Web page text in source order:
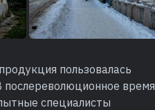
пользовалась
послереволюционное время
специалисты